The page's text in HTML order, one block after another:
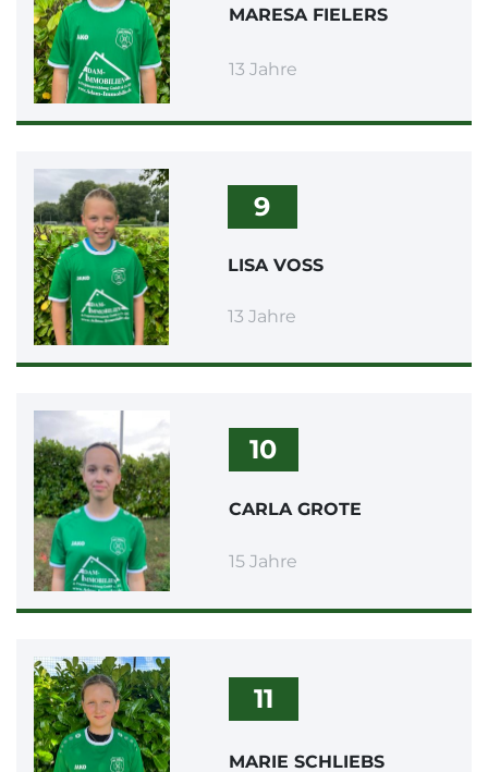
MARESA FIELERS
13 Jahre
9
LISA VOSS
13 Jahre
10
CARLA GROTE
15 Jahre
11
MARIE SCHLIEBS